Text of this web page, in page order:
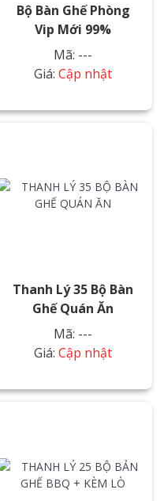
Bộ Bàn Ghế Phòng
Vip Mới 99%
Mã: ---
Giá: Cập nhật
Thanh Lý 35 Bộ Bàn
Ghế Quán Ăn
Mã: ---
Giá: Cập nhật